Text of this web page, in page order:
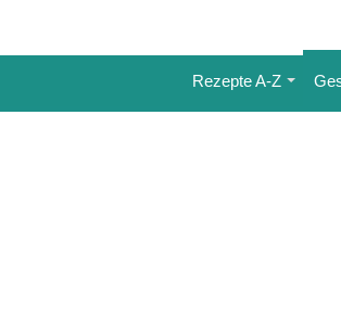
Rezepte A-Z